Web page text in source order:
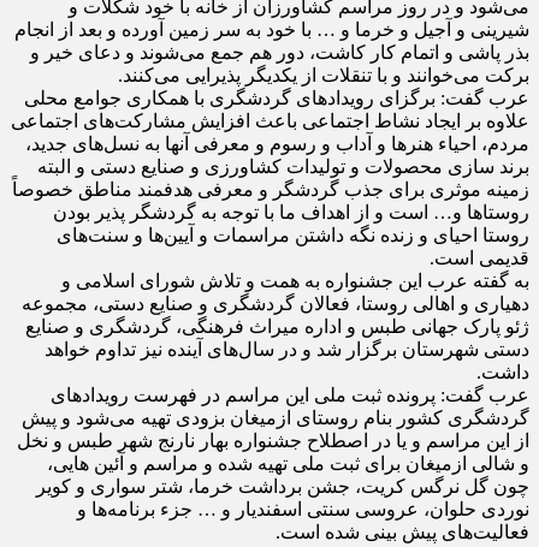
می‌شود و در روز مراسم کشاورزان از خانه با خود شکلات و
شیرینی و آجیل و خرما و … با خود به سر زمین آورده و بعد از انجام
بذر پاشی و اتمام کار کاشت، دور هم جمع می‌شوند و دعای خیر و
برکت می‌خوانند و با تنقلات از یکدیگر پذیرایی می‌کنند.
عرب گفت: برگزای رویداد‌های گردشگری با همکاری جوامع محلی
علاوه بر ایجاد نشاط اجتماعی باعث افزایش مشارکت‌های اجتماعی
مردم، احیاء هنر‌ها و آداب و رسوم و معرفی آنها به نسل‌های جدید،
برند سازی محصولات و تولیدات کشاورزی و صنایع دستی و البته
زمینه موثری برای جذب گردشگر و معرفی هدفمند مناطق خصوصاً
روستا‌ها و… است و از اهداف ما با توجه به گردشگر پذیر بودن
روستا احیای و زنده نگه داشتن مراسمات و آیین‌ها و سنت‌های
قدیمی است.
به گفته عرب این جشنواره به همت و تلاش شورای اسلامی و
دهیاری و اهالی روستا، فعالان گردشگری و صنایع دستی، مجموعه
ژئو پارک جهانی طبس و اداره میراث فرهنگی، گردشگری و صنایع
دستی شهرستان برگزار شد و در سال‌های آینده نیز تداوم خواهد
داشت.
عرب گفت: پرونده ثبت ملی این مراسم در فهرست رویداد‌های
گردشگری کشور بنام روستای ازمیغان بزودی تهیه می‌شود و پیش
از این مراسم و یا در اصطلاح جشنواره بهار نارنج شهر طبس و نخل
و شالی ازمیغان برای ثبت ملی تهیه شده و مراسم و آئین هایی،
چون گل نرگس کریت، جشن برداشت خرما، شتر سواری و کویر
نوردی حلوان، عروسی سنتی اسفندیار و … جزء برنامه‌ها و
فعالیت‌های پیش بینی شده است.